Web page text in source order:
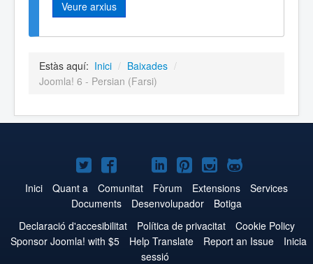
Veure arxius
Estàs aquí: Inici / Baixades /
Joomla! 6 - Persian (Farsi)
Joomla!
a
Twitter
Joomla!
a
Facebook
Joomla!
a
YouTube
Joomla!
a
LinkedIn
Joomla!
a
Pinterest
Joomla!
a
Instagram
Joomla!
a
GitHub
Inici Quant a Comunitat Fòrum Extensions
Services
Documents
Desenvolupador
Botiga
Declaració d'accesibilitat
Política de privacitat
Cookie Policy
Sponsor Joomla! with $5
Help Translate Report an Issue
Inicia
sessió